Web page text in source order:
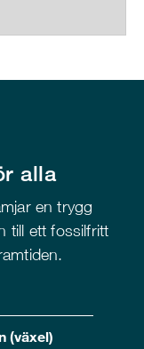
alla
en trygg
till ett fossilfritt
(växel)